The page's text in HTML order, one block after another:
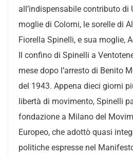
all’indispensabile contributo di
moglie di Colorni, le sorelle di
Fiorella Spinelli, e sua moglie,
Il confino di Spinelli a
mese dopo l’arresto di Benito
del 1943. Appena dieci giorni
libertà di movimento, Spinelli
fondazione a Milano del
Europeo, che adottò quasi
politiche espresse nel